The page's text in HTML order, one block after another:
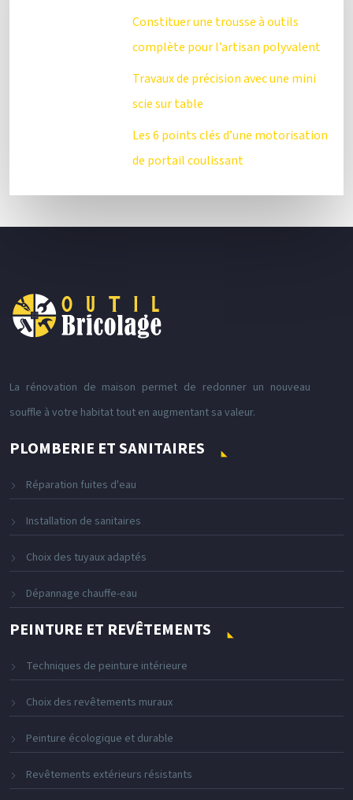
Constituer une trousse à outils
complète pour l’artisan polyvalent
Travaux de précision avec une mini
scie sur table
Les 6 points clés d’une motorisation
de portail coulissant
La rénovation de maison permet de redonner un nouveau
souffle à votre habitat tout en augmentant sa valeur.
PLOMBERIE ET SANITAIRES
Réparation fuites d'eau
Installation de sanitaires
Choix des tuyaux adaptés
Dépannage chauffe-eau
PEINTURE ET REVÊTEMENTS
Techniques de peinture intérieure
Choix des revêtements muraux
Peinture écologique et durable
Revêtements extérieurs résistants